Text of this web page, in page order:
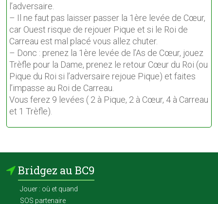
l’adversaire.
– Il ne faut pas laisser passer la 1ère levée de Cœur,
car Ouest risque de rejouer Pique et si le Roi de
Carreau est mal placé vous allez chuter.
– Donc : prenez la 1ère levée de l’As de Cœur, jouez
Trèfle pour la Dame, prenez le retour Cœur du Roi (ou
Pique du Roi si l’adversaire rejoue Pique) et faites
l’impasse au Roi de Carreau.
Vous ferez 9 levées ( 2 à Pique, 2 à Cœur, 4 à Carreau
et 1 Trèfle).
Bridgez au BC9
Jouer : où et quand
SOS partenaire